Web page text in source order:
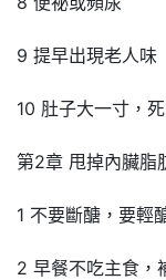
9 提早出現老人味
10 肚子大一寸，
第2章 甩掉內臟脂
1 不要斷醣，要輕
2 早餐不吃主食，